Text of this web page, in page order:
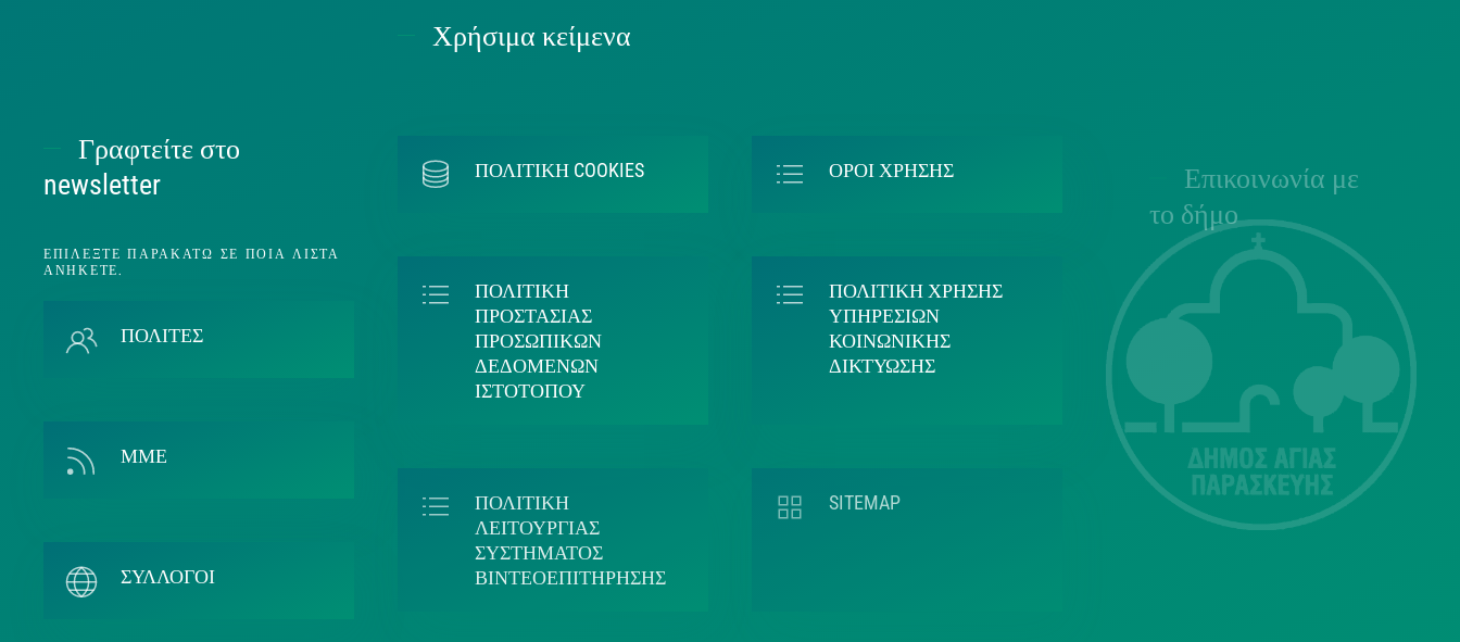
Γραφτείτε στο
newsletter
ΕΠΙΛΈΞΤΕ ΠΑΡΑΚΆΤΩ ΣΕ ΠΟΙΑ ΛΊΣΤΑ
ΑΝΉΚΕΤΕ.
ΠΟΛΙΤΕΣ
ΜΜΕ
ΣΥΛΛΟΓΟΙ
Χρήσιμα κείμενα
ΠΟΛΙΤΙΚΗ COOKIES ΟΡΟΙ ΧΡΗΣΗΣ
ΠΟΛΙΤΙΚΗ
ΠΡΟΣΤΑΣΙΑΣ
ΠΡΟΣΩΠΙΚΩΝ
ΔΕΔΟΜΕΝΩΝ
ΙΣΤΟΤΟΠΟΥ
ΠΟΛΙΤΙΚΗ ΧΡΗΣΗΣ
ΥΠΗΡΕΣΙΩΝ
ΚΟΙΝΩΝΙΚΗΣ
ΔΙΚΤΥΩΣΗΣ
ΠΟΛΙΤΙΚΗ
ΛΕΙΤΟΥΡΓΙΑΣ
ΣΥΣΤΗΜΑΤΟΣ
ΒΙΝΤΕΟΕΠΙΤΗΡΗΣΗΣ
SITEMAP
Επικοινωνία με
το δήμο
415-417
Τ.Κ.15343
Αγία Παρασκευή
213 2004500